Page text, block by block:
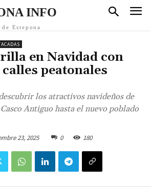
INFO
Estepona
en Navidad con
calles peatonales
los atractivos navideños de
Antiguo hasta el nuevo poblado
23, 2025 0 180